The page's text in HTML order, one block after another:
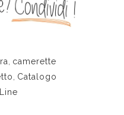
camerette
Catalogo